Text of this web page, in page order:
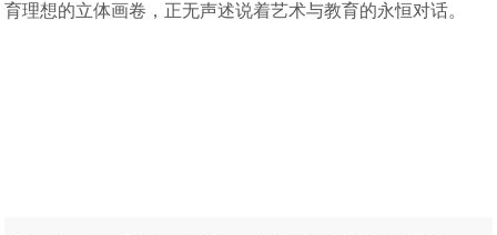
育理想的立体画卷，正无声述说着艺术与教育的永恒对话。